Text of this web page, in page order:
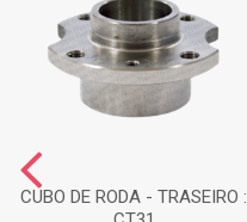
CUBO DE RODA - TRASEIRO :